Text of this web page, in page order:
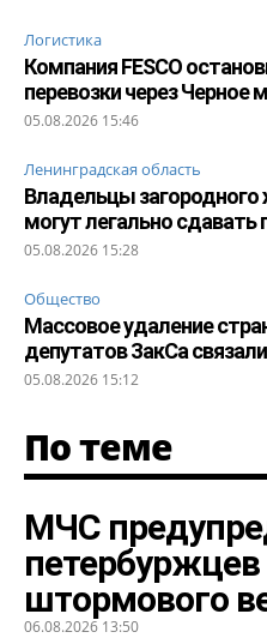
Логистика
Компания FESCO
перевозки через Черное
05.08.2026 15:46
Ленинградская область
Владельцы
могут легально
05.08.2026 15:28
Общество
Массовое удаление
депутатов ЗакСа
05.08.2026 15:12
По теме
МЧС
штормового
06.08.2026 13:50